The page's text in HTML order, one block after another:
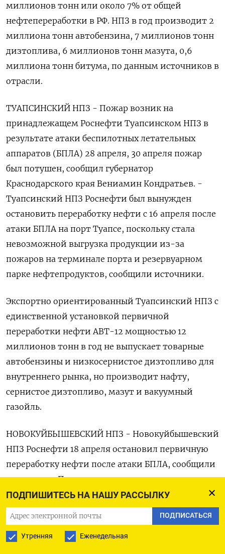
ПОДПИШИТЕСЬ НА НАШУ РАССЫЛКУ
ПОДПИСАТЬСЯ
Утренняя Еженедельная
миллионов тонн или около 7% от общей
нефтепереработки в РФ. НПЗ в год производит 2
миллиона тонн автобензина, 7 миллионов тонн
дизтоплива, 6 миллионов тонн мазута, 0,6
миллиона тонн битума, по данным источников в
отрасли.
ТУАПСИНСКИЙ НПЗ - Пожар возник на
принадлежащем Роснефти Туапсинском НПЗ в
результате атаки беспилотных летательных
аппаратов (БПЛА) 28 апреля, 30 апреля пожар
был потушен, сообщил губернатор
Краснодарского края Вениамин Кондратьев. -
Туапсинский НПЗ Роснефти был вынужден
остановить переработку нефти с 16 апреля после
атаки БПЛА на порт Туапсе, поскольку стала
невозможной выгрузка продукции из-за
пожаров на терминале порта и резервуарном
парке нефтепродуктов, сообщили источники.
Экспортно ориентированный Туапсинский НПЗ с
единственной установкой первичной
переработки нефти АВТ-12 мощностью 12
миллионов тонн в год не выпускает товарные
автобензины и низкосернистое дизтопливо для
внутреннего рынка, но производит нафту,
сернистое дизтопливо, мазут и вакуумный
газойль.
НОВОКУЙБЫШЕВСКИЙ НПЗ - Новокуйбышевский
НПЗ Роснефти 18 апреля остановил первичную
переработку нефти после атаки БПЛА, сообщили
источники. По их данным, на заводе
остановлены обе первичные установки - АВТ-11
производительностью 18.900 тонн в сутки (80%
мощности НПЗ) и АВТ-9 (4.700 тонн в сутки,
20%).